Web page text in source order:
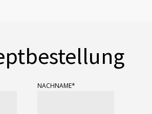
NACHNAME*